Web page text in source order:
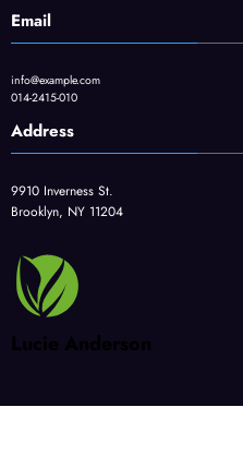
Email
info@example.com
014-2415-010
Address
9910 Inverness St.
Brooklyn, NY 11204
Lucie Anderson